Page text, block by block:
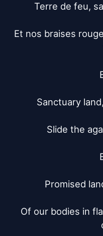
Terre de feu,
Et nos braises
Sanctuary
Slide the
Promised
Of our bodies in